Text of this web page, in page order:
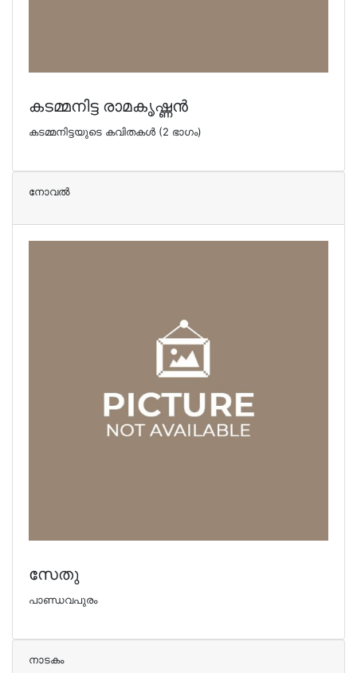
കടമ്മനിട്ട രാമകൃഷ്ണന്‍
കടമ്മനിട്ടയുടെ കവിതകള്‍ (2 ഭാഗം)
നോവല്‍
സേതു
പാണ്ഡവപുരം
നാടകം